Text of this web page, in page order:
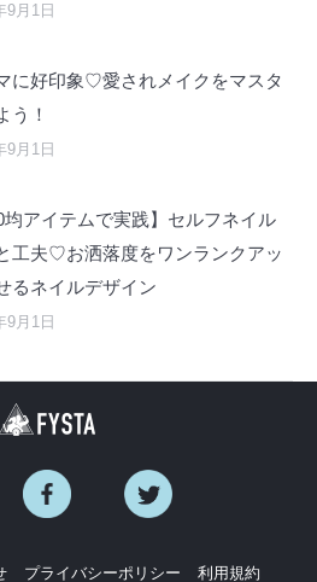
9月1日
に好印象♡愛されメイクをマスタ
う！
9月1日
均アイテムで実践】セルフネイル
工夫♡お洒落度をワンランクアッ
るネイルデザイン
9月1日
プライバシーポリシー 利用規約